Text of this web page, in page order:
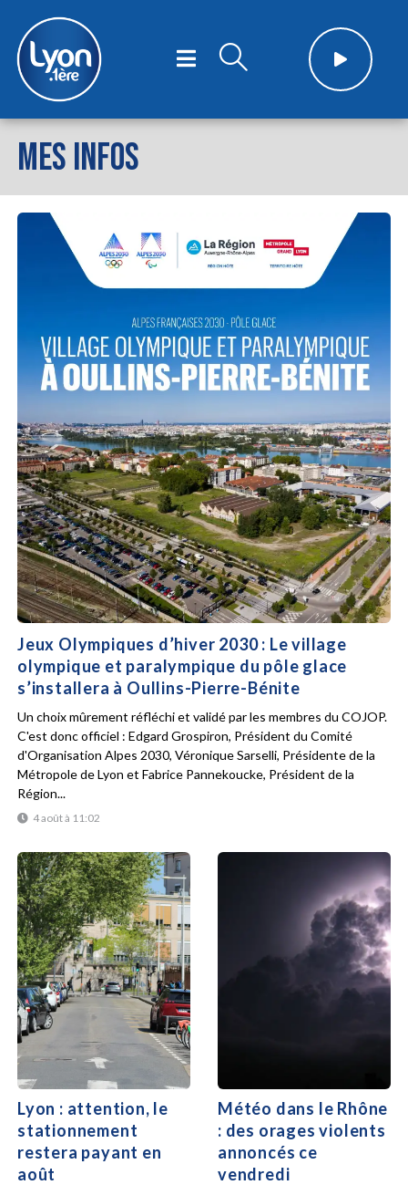
MES INFOS
Jeux Olympiques d’hiver 2030 : Le village
olympique et paralympique du pôle glace
s’installera à Oullins-Pierre-Bénite
4 août à 11:02
Un choix mûrement réfléchi et validé par les membres du COJOP.
C'est donc officiel : Edgard Grospiron, Président du Comité
d'Organisation Alpes 2030, Véronique Sarselli, Présidente de la
Métropole de Lyon et Fabrice Pannekoucke, Président de la
Région...
Lyon : attention, le
stationnement
restera payant en
août
Météo dans le Rhône
: des orages violents
annoncés ce
vendredi